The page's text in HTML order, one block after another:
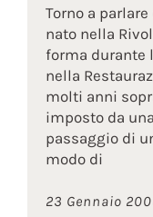
Torno a
nato nella
forma durante
nella
molti anni
imposto da
passaggio di
modo di
23 Gennaio